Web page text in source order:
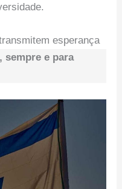
esperança
sempre e para